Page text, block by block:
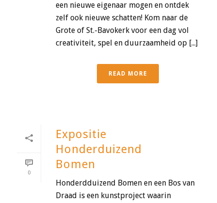
een nieuwe eigenaar mogen en ontdek
zelf ook nieuwe schatten! Kom naar de
Grote of St.-Bavokerk voor een dag vol
creativiteit, spel en duurzaamheid op [...]
READ MORE
0
Expositie
Honderduizend
Bomen
Honderdduizend Bomen en een Bos van
Draad is een kunstproject waarin